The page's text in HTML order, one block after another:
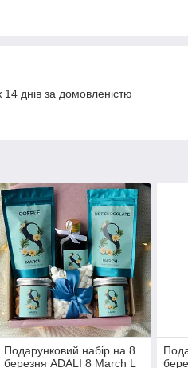
днів за домовленістю
Подарунковий набір на 8
березня ADALI 8 March L